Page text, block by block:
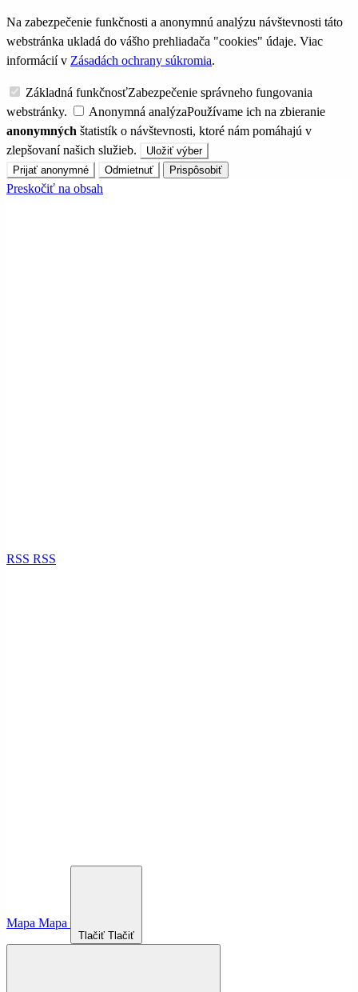
Na zabezpečenie funkčnosti a anonymnú analýzu návštevnosti táto
webstránka ukladá do vášho prehliadača "cookies" údaje. Viac
informácií v Zásadách ochrany súkromia.
Základná funkčnosťZabezpečenie správneho fungovania
webstránky.
Anonymná analýzaPoužívame ich na zbieranie
anonymných štatistík o návštevnosti, ktoré nám pomáhajú v
zlepšovaní našich služieb.
Uložiť výber
Prijať anonymné
Odmietnuť Prispôsobiť
Preskočiť na obsah
RSS RSS
Mapa Mapa
Tlačiť Tlačiť